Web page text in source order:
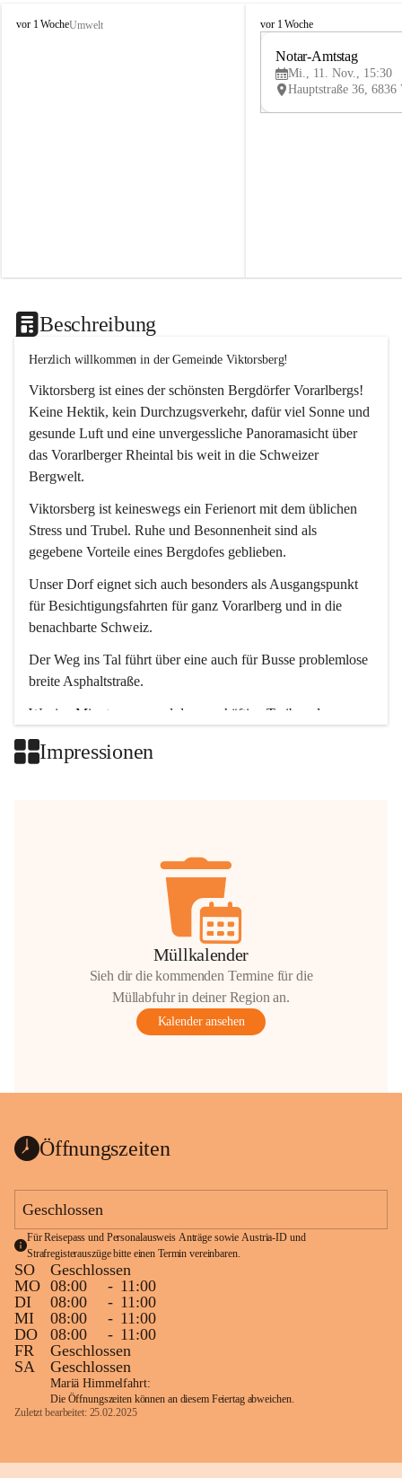
V
vor 1 WocheUmwelt
V
vor 1 Woche
Notar-Amtstag
Mi., 11. Nov., 15:30
Beschreibung
Herzlich willkommen in der Gemeinde Viktorsberg!
Viktorsberg ist eines der schönsten Bergdörfer Vorarlbergs!
Keine Hektik, kein Durchzugsverkehr, dafür viel Sonne und
gesunde Luft und eine unvergessliche Panoramasicht über
das Vorarlberger Rheintal bis weit in die Schweizer
Bergwelt.
Viktorsberg ist keineswegs ein Ferienort mit dem üblichen
Stress und Trubel. Ruhe und Besonnenheit sind als
gegebene Vorteile eines Bergdofes geblieben.
Unser Dorf eignet sich auch besonders als Ausgangspunkt
für Besichtigungsfahrten für ganz Vorarlberg und in die
benachbarte Schweiz.
Der Weg ins Tal führt über eine auch für Busse problemlose
breite Asphaltstraße.
Wenige Minuten nur, und das geschäftige Treiben der
Impressionen
Müllkalender
Sieh dir die kommenden Termine für die
Müllabfuhr in deiner Region an.
Kalender ansehen
Öffnungszeiten
Geschlossen
Für Reisepass und Personalausweis Anträge sowie Austria-ID und
Strafregisterauszüge bitte einen Termin vereinbaren.
SO
Geschlossen
MO 08:00 - 11:00
DI
08:00 - 11:00
MI
08:00 - 11:00
DO
08:00 - 11:00
FR
Geschlossen
SA
Geschlossen
Mariä Himmelfahrt:
Die Öffnungszeiten können an diesem Feiertag abweichen.
Zuletzt bearbeitet: 25.02.2025